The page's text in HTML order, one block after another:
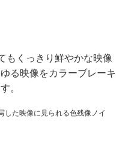
もくっきり鮮やかな映像
る映像をカラーブレーキ
。
した映像に見られる色残像ノイ